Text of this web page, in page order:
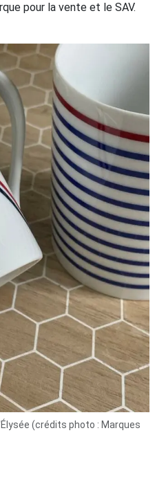
pour la vente et le SAV.
(crédits photo : Marques